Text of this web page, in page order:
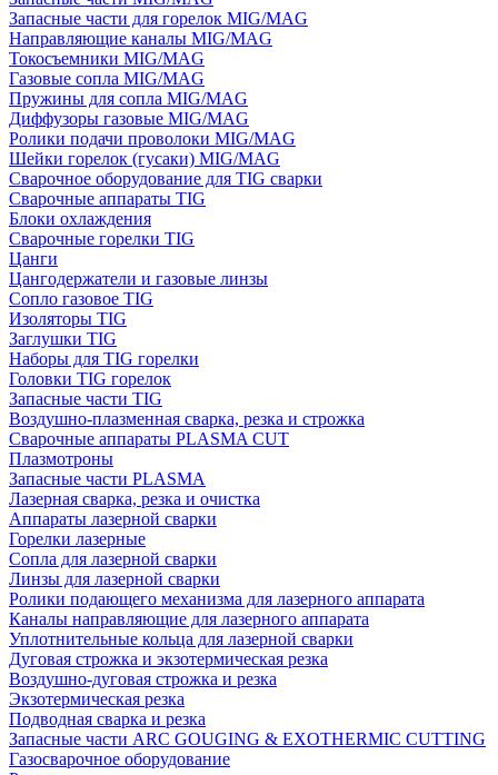
Запасные части для горелок MIG/MAG
Направляющие каналы MIG/MAG
Токосъемники MIG/MAG
Газовые сопла MIG/MAG
Пружины для сопла MIG/MAG
Диффузоры газовые MIG/MAG
Ролики подачи проволоки MIG/MAG
Шейки горелок (гусаки) MIG/MAG
Сварочное оборудование для TIG сварки
Сварочные аппараты TIG
Блоки охлаждения
Сварочные горелки TIG
Цанги
Цангодержатели и газовые линзы
Сопло газовое TIG
Изоляторы TIG
Заглушки TIG
Наборы для TIG горелки
Головки TIG горелок
Запасные части TIG
Воздушно-плазменная сварка, резка и строжка
Сварочные аппараты PLASMA CUT
Плазмотроны
Запасные части PLASMA
Лазерная сварка, резка и очистка
Аппараты лазерной сварки
Горелки лазерные
Сопла для лазерной сварки
Линзы для лазерной сварки
Ролики подающего механизма для лазерного аппарата
Каналы направляющие для лазерного аппарата
Уплотнительные кольца для лазерной сварки
Дуговая строжка и экзотермическая резка
Воздушно-дуговая строжка и резка
Экзотермическая резка
Подводная сварка и резка
Запасные части ARC GOUGING & EXOTHERMIC CUTTING
Газосварочное оборудование